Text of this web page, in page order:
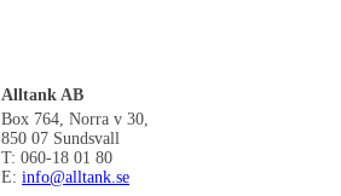
Alltank AB
Box 764, Norra v 30,
850 07 Sundsvall
T: 060-18 01 80
E: info@alltank.se